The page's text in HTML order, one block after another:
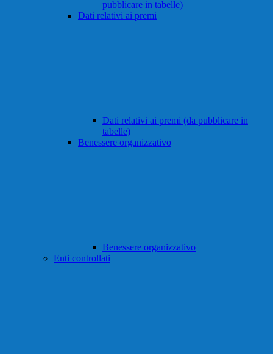
pubblicare in tabelle)
Dati relativi ai premi
Dati relativi ai premi (da pubblicare in
tabelle)
Benessere organizzativo
Benessere organizzativo
Enti controllati